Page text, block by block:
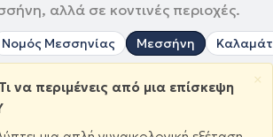
αλλά σε κοντινές περιοχές.
Νομός Μεσσηνίας Μεσσήνη
Τι να περιμένεις από μια επίσκεψη
×